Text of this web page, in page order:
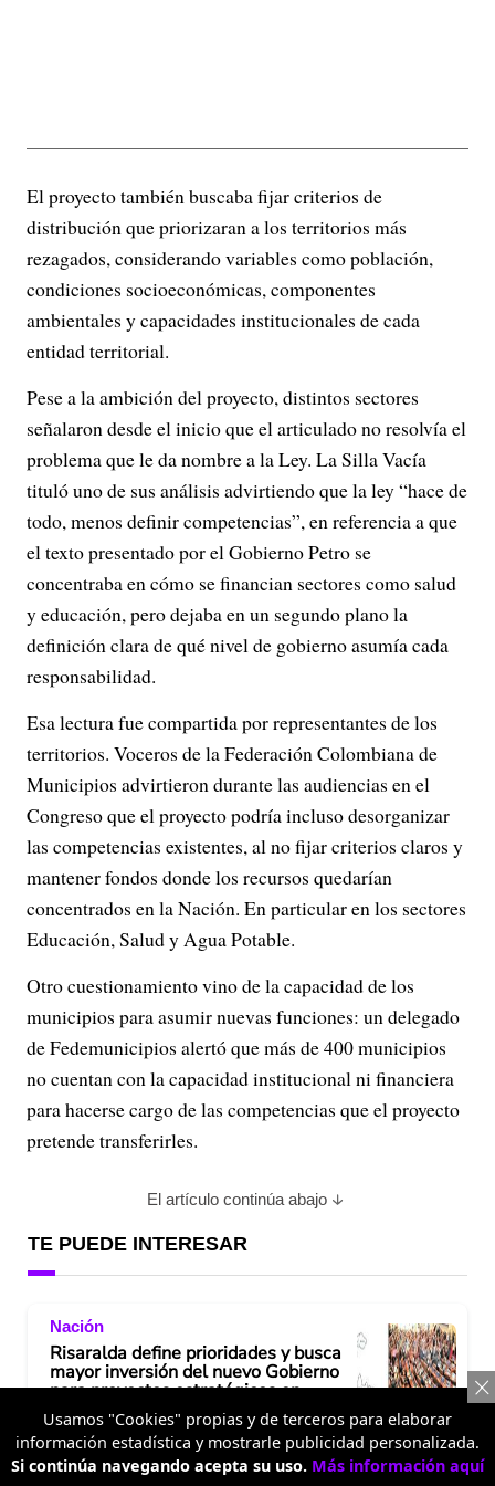
El proyecto también buscaba fijar criterios de
distribución que priorizaran a los territorios más
rezagados, considerando variables como población,
condiciones socioeconómicas, componentes
ambientales y capacidades institucionales de cada
entidad territorial.
Pese a la ambición del proyecto, distintos sectores
señalaron desde el inicio que el articulado no resolvía el
problema que le da nombre a la Ley. La Silla Vacía
tituló uno de sus análisis advirtiendo que la ley “hace de
todo, menos definir competencias”, en referencia a que
el texto presentado por el Gobierno Petro se
concentraba en cómo se financian sectores como salud
y educación, pero dejaba en un segundo plano la
definición clara de qué nivel de gobierno asumía cada
responsabilidad.
Esa lectura fue compartida por representantes de los
territorios. Voceros de la Federación Colombiana de
Municipios advirtieron durante las audiencias en el
Congreso que el proyecto podría incluso desorganizar
las competencias existentes, al no fijar criterios claros y
mantener fondos donde los recursos quedarían
concentrados en la Nación. En particular en los sectores
Educación, Salud y Agua Potable.
Otro cuestionamiento vino de la capacidad de los
municipios para asumir nuevas funciones: un delegado
de Fedemunicipios alertó que más de 400 municipios
no cuentan con la capacidad institucional ni financiera
para hacerse cargo de las competencias que el proyecto
pretende transferirles.
El artículo continúa abajo
TE PUEDE INTERESAR
Nación
Risaralda define prioridades y busca
mayor inversión del nuevo Gobierno
para proyectos estratégicos en
infraestructura y desarrollo
Nación
Usamos "Cookies" propias y de terceros para elaborar
información estadística y mostrarle publicidad personalizada.
Si continúa navegando acepta su uso. Más información aquí